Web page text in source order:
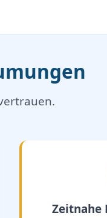
Zeitnahe